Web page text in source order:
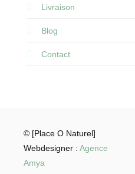
Livraison
Blog
Contact
© [Place O Naturel]
Webdesigner : Agence
Amya